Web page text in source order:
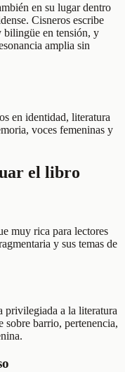
en su lugar dentro
Cisneros escribe
bilingüe en tensión, y
amplia sin
en identidad, literatura
voces femeninas y
el libro
muy rica para lectores
y sus temas de
privilegiada a la literatura
sobre barrio, pertenencia,